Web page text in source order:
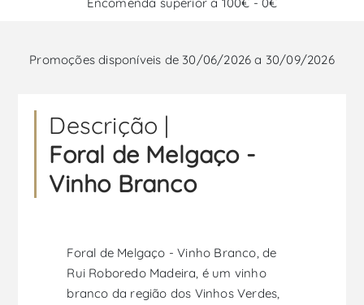
Promoções disponíveis de 30/06/2026 a 30/09/2026
Descrição |
Foral de Melgaço -
Vinho Branco
Foral de Melgaço - Vinho Branco, de
Rui Roboredo Madeira, é um vinho
branco da região dos Vinhos Verdes,